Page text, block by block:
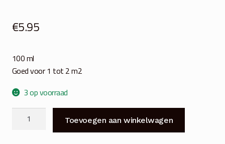
€5.95
100 ml
Goed voor 1 tot 2 m2
3 op voorraad
Toevoegen aan winkelwagen